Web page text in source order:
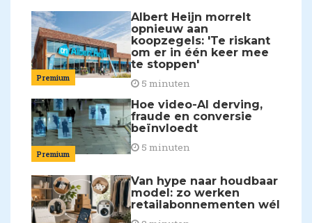
Premium
Albert Heijn morrelt
opnieuw aan
koopzegels: 'Te riskant
om er in één keer mee
te stoppen'
5 minuten
Premium
Hoe video-AI derving,
fraude en conversie
beïnvloedt
5 minuten
Van hype naar houdbaar
model: zo werken
retailabonnementen wél